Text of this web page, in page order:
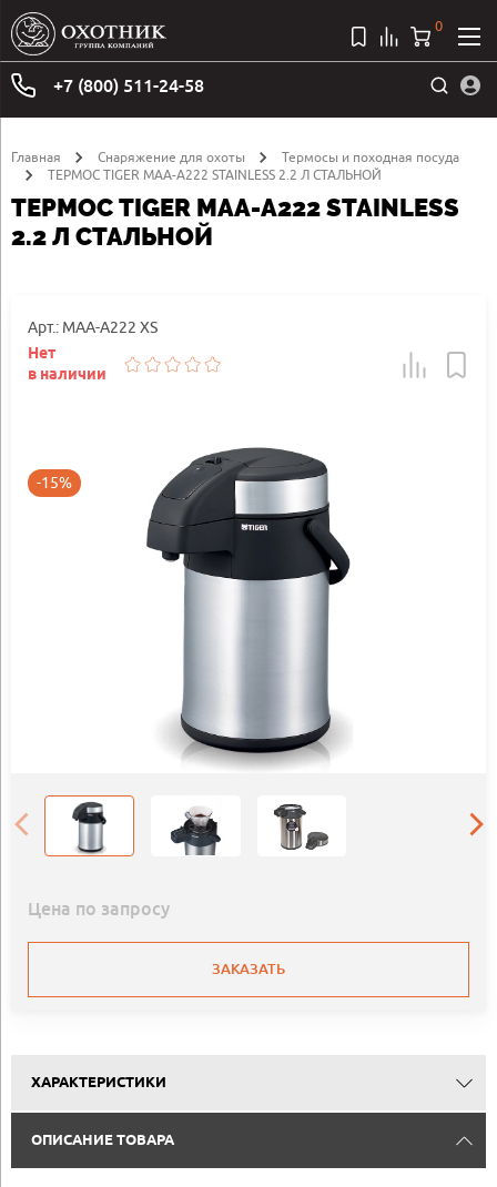
+7 (800) 511-24-58
0
Главная Снаряжение для охоты
Термосы и походная посуда
ТЕРМОС TIGER MAA-A222 STAINLESS 2.2 Л СТАЛЬНОЙ
ТЕРМОС TIGER MAA-A222 STAINLESS
2.2 Л СТАЛЬНОЙ
Арт.: MAA-A222 XS
Нет
в наличии
-15%
Цена по запросу
ЗАКАЗАТЬ
ХАРАКТЕРИСТИКИ
ОПИСАНИЕ ТОВАРА